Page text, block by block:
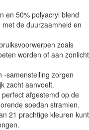
en 50% polyacryl blend
de duurzaamheid en
zoals
worden of aan zonlicht
-samenstelling zorgen
zacht aanvoelt.
afgestemd op de
soedan stramien.
21 prachtige kleuren kunt